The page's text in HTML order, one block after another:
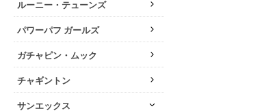
ルーニー・テューンズ
パワーパフ ガールズ
ガチャピン・ムック
チャギントン
サンエックス